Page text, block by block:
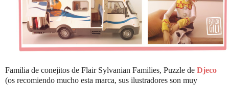
Familia de conejitos de Flair Sylvanian Families, Puzzle de Djeco
(os recomiendo mucho esta marca, sus ilustradores son muy